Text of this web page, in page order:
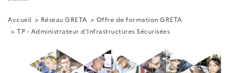
Accueil Réseau GRETA
Offre de formation GRETA
TP - Administrateur d'Infrastructures Sécurisées